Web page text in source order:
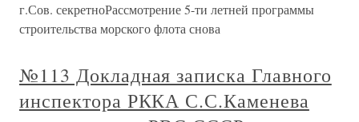
г.Сов. секретноРассмотрение 5-ти летней программы
строительства морского флота снова
№113 Докладная записка Главного
инспектора РККА С.С.Каменева